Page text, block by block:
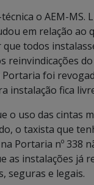
o AEM-MS.
em relação ao
todos
reinvindicações
foi
instalação fica
o uso das cintas
o taxista que
Portaria nº 338
as instalações já
seguras e legais.